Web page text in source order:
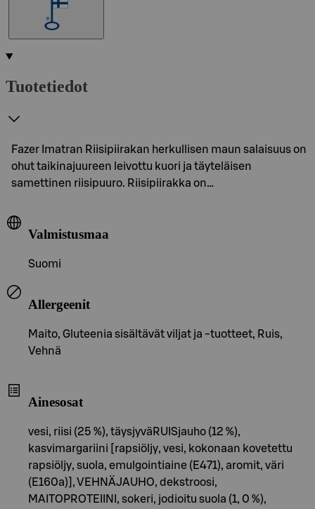
Tuotetiedot
Fazer Imatran Riisipiirakan herkullisen maun salaisuus on
ohut taikinajuureen leivottu kuori ja täyteläisen
samettinen riisipuuro. Riisipiirakka on…
Valmistusmaa
Suomi
Allergeenit
Maito, Gluteenia sisältävät viljat ja -tuotteet, Ruis,
Vehnä
Ainesosat
vesi, riisi (25 %), täysjyväRUISjauho (12 %),
kasvimargariini [rapsiöljy, vesi, kokonaan kovetettu
rapsiöljy, suola, emulgointiaine (E471), aromit, väri
(E160a)], VEHNÄJAUHO, dekstroosi,
MAITOPROTEIINI, sokeri, jodioitu suola (1, 0 %),